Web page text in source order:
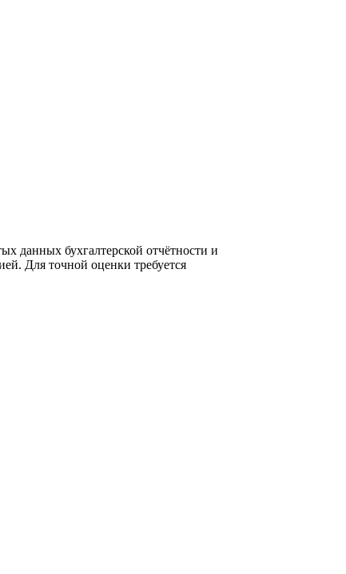
данных бухгалтерской отчётности и
Для точной оценки требуется